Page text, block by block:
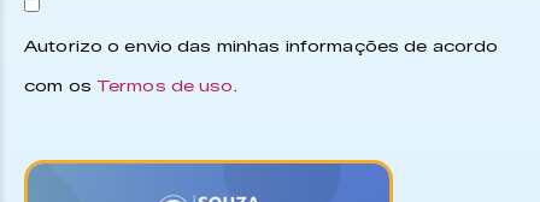
Autorizo o envio das minhas informações de acordo
com os Termos de uso.